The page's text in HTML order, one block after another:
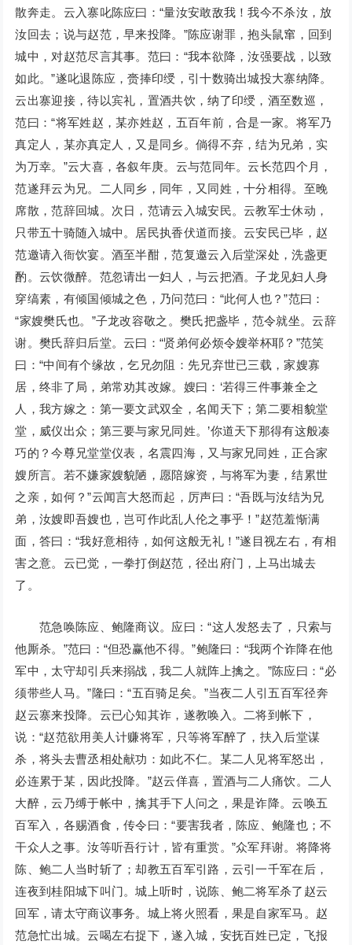
散奔走。云入寨叱陈应曰：“量汝安敢敌我！我今不杀汝，放
汝回去；说与赵范，早来投降。”陈应谢罪，抱头鼠窜，回到
城中，对赵范尽言其事。范曰：“我本欲降，汝强要战，以致
如此。”遂叱退陈应，赍捧印绶，引十数骑出城投大寨纳降。
云出寨迎接，待以宾礼，置酒共饮，纳了印绶，酒至数巡，
范曰：“将军姓赵，某亦姓赵，五百年前，合是一家。将军乃
真定人，某亦真定人，又是同乡。倘得不弃，结为兄弟，实
为万幸。”云大喜，各叙年庚。云与范同年。云长范四个月，
范遂拜云为兄。二人同乡，同年，又同姓，十分相得。至晚
席散，范辞回城。次日，范请云入城安民。云教军士休动，
只带五十骑随入城中。居民执香伏道而接。云安民已毕，赵
范邀请入衙饮宴。酒至半酣，范复邀云入后堂深处，洗盏更
酌。云饮微醉。范忽请出一妇人，与云把酒。子龙见妇人身
穿缟素，有倾国倾城之色，乃问范曰：“此何人也？”范曰：
“家嫂樊氏也。”子龙改容敬之。樊氏把盏毕，范令就坐。云辞
谢。樊氏辞归后堂。云曰：“贤弟何必烦令嫂举杯耶？”范笑
曰：“中间有个缘故，乞兄勿阻：先兄弃世已三载，家嫂寡
居，终非了局，弟常劝其改嫁。嫂曰：‘若得三件事兼全之
人，我方嫁之：第一要文武双全，名闻天下；第二要相貌堂
堂，威仪出众；第三要与家兄同姓。’你道天下那得有这般凑
巧的？今尊兄堂堂仪表，名震四海，又与家兄同姓，正合家
嫂所言。若不嫌家嫂貌陋，愿陪嫁资，与将军为妻，结累世
之亲，如何？”云闻言大怒而起，厉声曰：“吾既与汝结为兄
弟，汝嫂即吾嫂也，岂可作此乱人伦之事乎！”赵范羞惭满
面，答曰：“我好意相待，如何这般无礼！”遂目视左右，有相
害之意。云已觉，一拳打倒赵范，径出府门，上马出城去
了。
范急唤陈应、鲍隆商议。应曰：“这人发怒去了，只索与
他厮杀。”范曰：“但恐赢他不得。”鲍隆曰：“我两个诈降在他
军中，太守却引兵来搦战，我二人就阵上擒之。”陈应曰：“必
须带些人马。”隆曰：“五百骑足矣。”当夜二人引五百军径奔
赵云寨来投降。云已心知其诈，遂教唤入。二将到帐下，
说：“赵范欲用美人计赚将军，只等将军醉了，扶入后堂谋
杀，将头去曹丞相处献功：如此不仁。某二人见将军怒出，
必连累于某，因此投降。”赵云佯喜，置酒与二人痛饮。二人
大醉，云乃缚于帐中，擒其手下人问之，果是诈降。云唤五
百军入，各赐酒食，传令曰：“要害我者，陈应、鲍隆也；不
干众人之事。汝等听吾行计，皆有重赏。”众军拜谢。将降将
陈、鲍二人当时斩了；却教五百军引路，云引一千军在后，
连夜到桂阳城下叫门。城上听时，说陈、鲍二将军杀了赵云
回军，请太守商议事务。城上将火照看，果是自家军马。赵
范急忙出城。云喝左右捉下，遂入城，安抚百姓已定，飞报